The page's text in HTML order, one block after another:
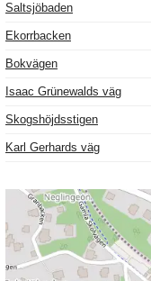
Saltsjöbaden
Ekorrbacken
Bokvägen
Isaac Grünewalds väg
Skogshöjdsstigen
Karl Gerhards väg